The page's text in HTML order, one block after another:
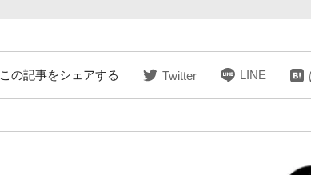
この記事をシェアする Twitter LINE